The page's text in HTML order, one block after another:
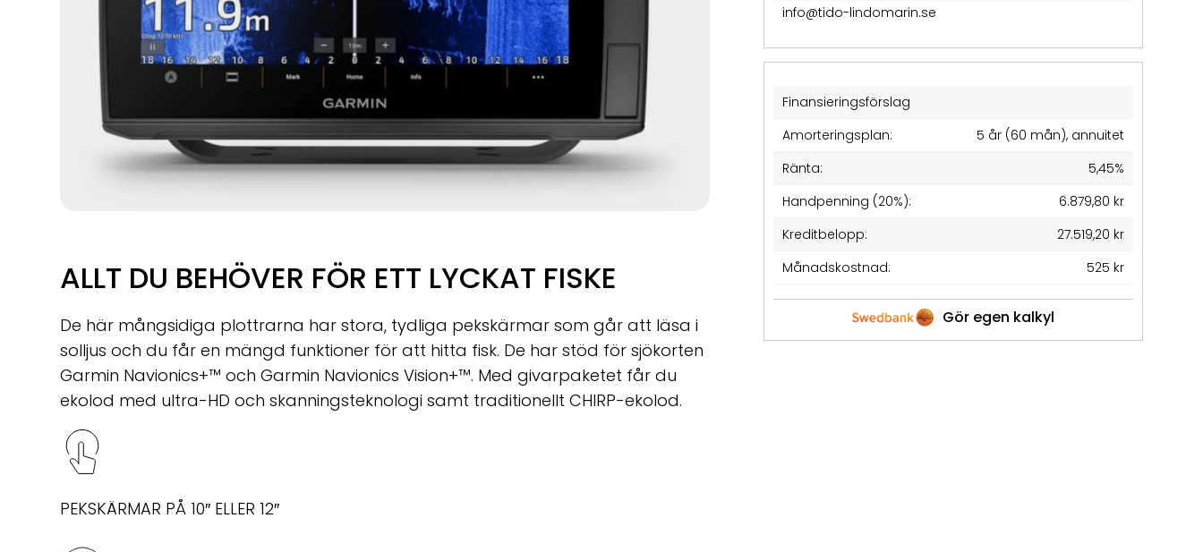
info@tido-lindomarin.se
Finansieringsförslag
Amorteringsplan:
5 år (60 mån), annuitet
Ränta:
5,45%
Handpenning (20%):
6.879,80 kr
Kreditbelopp:
27.519,20 kr
Månadskostnad:
525 kr
Gör egen kalkyl
ALLT DU BEHÖVER FÖR ETT LYCKAT FISKE
De här mångsidiga plottrarna har stora, tydliga pekskärmar som går att läsa i
solljus och du får en mängd funktioner för att hitta fisk. De har stöd för sjökorten
Garmin Navionics+™ och Garmin Navionics Vision+™. Med givarpaketet får du
ekolod med ultra-HD och skanningsteknologi samt traditionellt CHIRP-ekolod.
PEKSKÄRMAR PÅ 10″ ELLER 12″